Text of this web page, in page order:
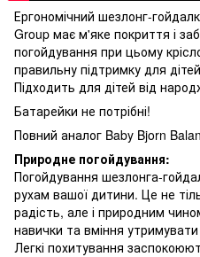
Ергономічний шезлонг-
Group має м'яке покриття і
погойдування при цьому
правильну підтримку для
Підходить для дітей від
Батарейки не потрібні!
Повний аналог Baby Bjorn
Природне погойдування:
Погойдування шезлонга-
рухам вашої дитини. Це не
радість, але і природним
навички та вміння утримувати
Легкі похитування